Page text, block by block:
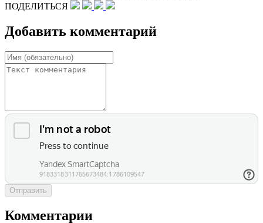
ПОДЕЛИТЬСЯ
Добавить комментарий
Отправить
Комментарии